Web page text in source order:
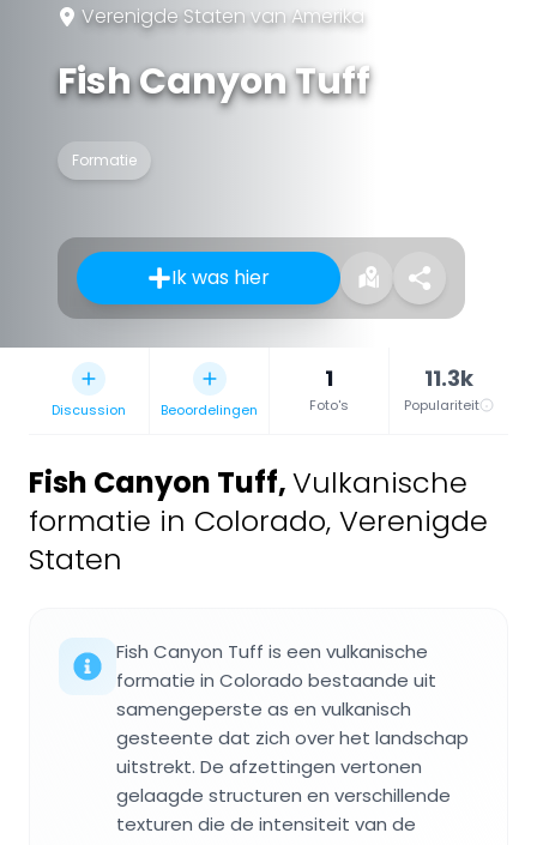
Verenigde Staten van Amerika
Fish Canyon Tuff
Formatie
Ik was hier
Discussion Beoordelingen
1
Foto's
11.3k
Populariteit
Fish Canyon Tuff,Vulkanische
formatie in Colorado, Verenigde
Staten
Fish Canyon Tuff is een vulkanische
formatie in Colorado bestaande uit
samengeperste as en vulkanisch
gesteente dat zich over het landschap
uitstrekt. De afzettingen vertonen
gelaagde structuren en verschillende
texturen die de intensiteit van de